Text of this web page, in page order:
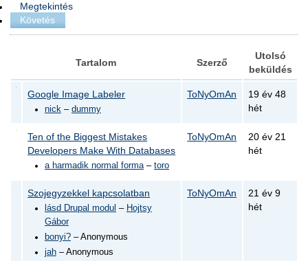
Megtekintés
Követés
Tartalom Szerző
Utolsó
beküldés
Google Image Labeler
nick– dummy
ToNyOmAn
19 év 48
hét
Ten of the Biggest Mistakes
Developers Make With Databases
a harmadik normal forma– toro
ToNyOmAn
20 év 21
hét
Szojegyzekkel kapcsolatban
lásd Drupal modul – Hojtsy
Gábor
bonyi?– Anonymous
jah– Anonymous
ToNyOmAn
21 év 9
hét